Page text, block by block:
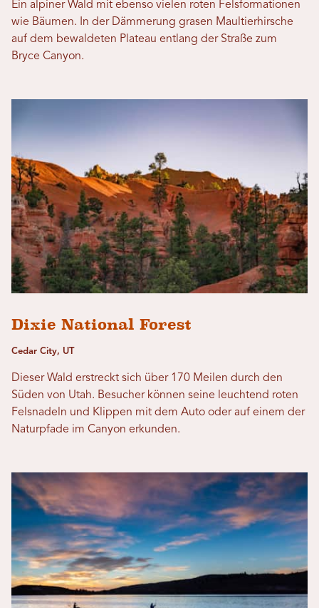
Ein alpiner Wald mit ebenso vielen roten Felsformationen
wie Bäumen. In der Dämmerung grasen Maultierhirsche
auf dem bewaldeten Plateau entlang der Straße zum
Bryce Canyon.
Dixie National Forest
Cedar City, UT
Dieser Wald erstreckt sich über 170 Meilen durch den
Süden von Utah. Besucher können seine leuchtend roten
Felsnadeln und Klippen mit dem Auto oder auf einem der
Naturpfade im Canyon erkunden.